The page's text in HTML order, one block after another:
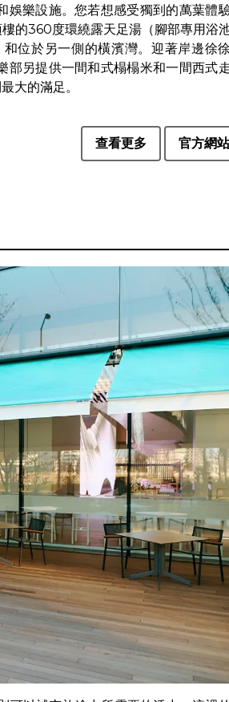
娛樂設施。您若想感受獨到的萬葉體
的360度環繞露天足湯（腳部專用浴
位於另一側的橫濱灣。迎著岸邊徐
部另提供一間和式榻榻米和一間西式
大的滿足。
查看更多 官方網站